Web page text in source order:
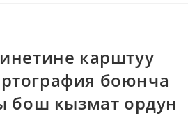
карштуу
боюнча
бош кызмат ордун